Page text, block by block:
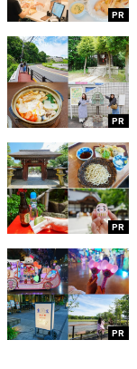
PR
PR
PR
PR